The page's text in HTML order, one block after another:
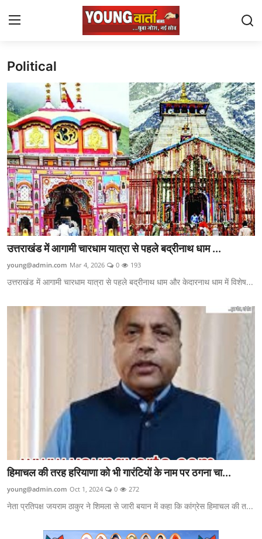
Login
Home
J $ K
Uttra Khand
Yuva Josh
National
Gallery
punjab
Utter Pradesh
Political
Staff Details
Political
उत्तराखंड में आगामी चारधाम यात्रा से पहले बद्रीनाथ धाम ...
young@admin.com Mar 4, 2026 0 193
उत्तराखंड में आगामी चारधाम यात्रा से पहले बद्रीनाथ धाम और केदारनाथ धाम में विशेष...
हिमाचल की तरह हरियाणा को भी गारंटियों के नाम पर ठगना चा...
young@admin.com Oct 1, 2024 0 272
नेता प्रतिपक्ष जयराम ठाकुर ने शिमला से जारी बयान में कहा कि कांग्रेस हिमाचल की त...